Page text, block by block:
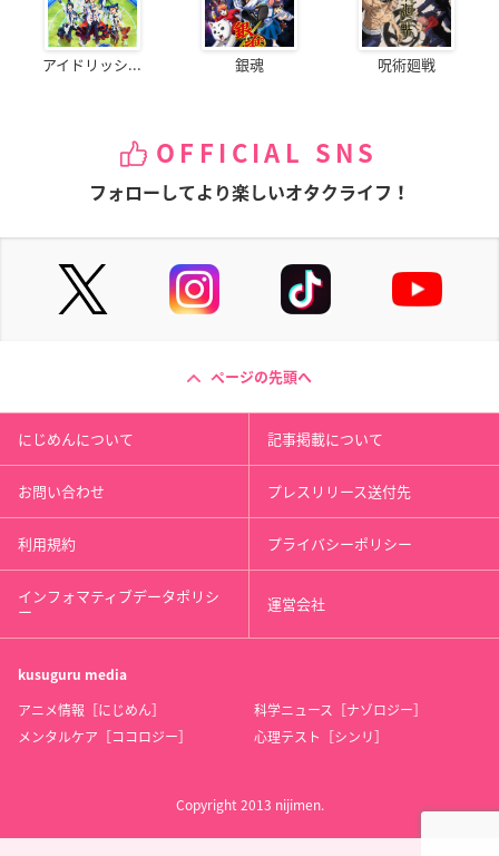
アイドリッシ... 銀魂 呪術廻戦
OFFICIAL SNS
フォローしてより楽しいオタクライフ！
ページの先頭へ
にじめんについて 記事掲載について
お問い合わせ プレスリリース送付先
利用規約 プライバシーポリシー
インフォマティブデータポリシ
ー 運営会社
kusuguru media
アニメ情報［にじめん］
科学ニュース［ナゾロジー］
メンタルケア［ココロジー］
心理テスト［シンリ］
Copyright 2013 nijimen.